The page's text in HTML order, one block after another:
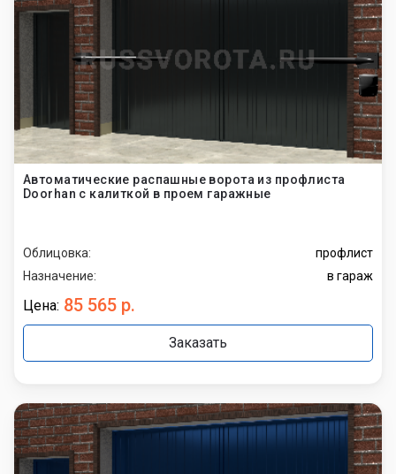
Автоматические распашные ворота из профлиста
Doorhan с калиткой в проем гаражные
Облицовка:
профлист
Назначение:
в гараж
Цена: 85 565 р.
Заказать